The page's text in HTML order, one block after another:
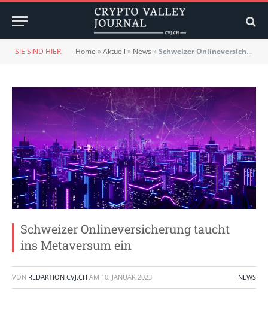
SIE SIND HIER: Home »Aktuell » News »Schweizer Onlineversicherung taucht ins Metaversum ein
Schweizer Onlineversicherung taucht
ins Metaversum ein
VON REDAKTION CVJ.CH AM 10. JANUAR 2023 NEWS